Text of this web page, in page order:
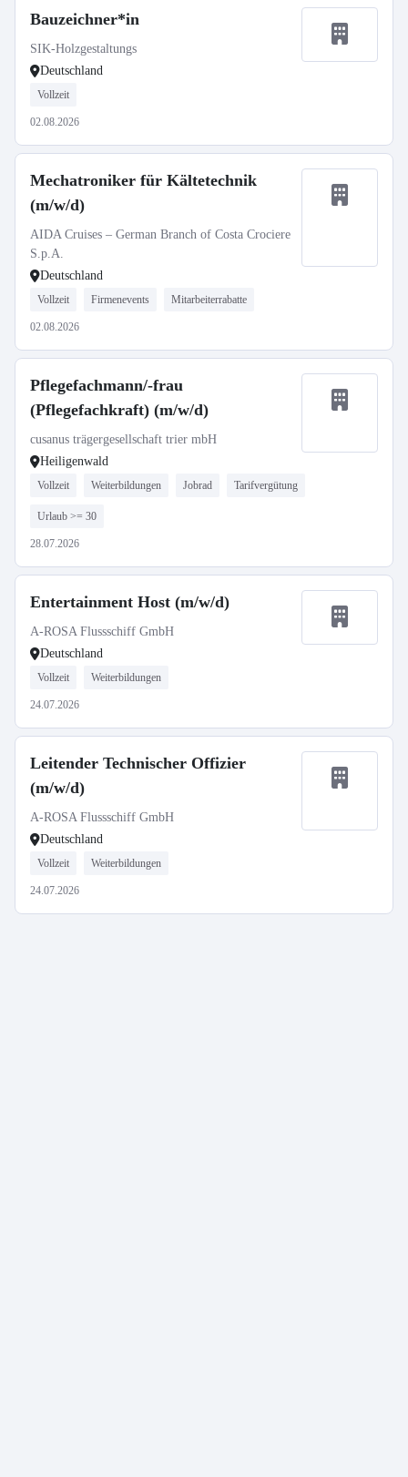
Bauzeichner*in
SIK-Holzgestaltungs
Deutschland
Vollzeit
02.08.2026
Mechatroniker für Kältetechnik
(m/w/d)
AIDA Cruises – German Branch of Costa Crociere
S.p.A.
Deutschland
Vollzeit Firmenevents Mitarbeiterrabatte
02.08.2026
Pflegefachmann/-frau
(Pflegefachkraft) (m/w/d)
cusanus trägergesellschaft trier mbH
Heiligenwald
Vollzeit Weiterbildungen Jobrad Tarifvergütung
Urlaub >= 30
28.07.2026
Entertainment Host (m/w/d)
A-ROSA Flussschiff GmbH
Deutschland
Vollzeit Weiterbildungen
24.07.2026
Leitender Technischer Offizier
(m/w/d)
A-ROSA Flussschiff GmbH
Deutschland
Vollzeit Weiterbildungen
24.07.2026